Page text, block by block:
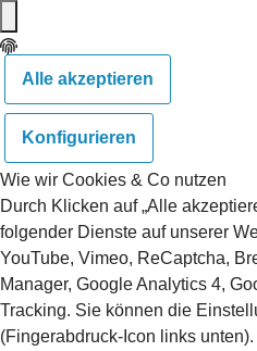
Alle akzeptieren
Konfigurieren
Wie wir Cookies & Co nutzen
Durch Klicken auf „Alle
folgender Dienste auf unserer
YouTube, Vimeo, ReCaptcha,
Manager, Google Analytics 4,
Tracking. Sie können die
(Fingerabdruck-Icon links